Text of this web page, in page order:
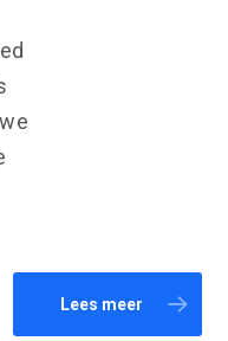
Lees meer